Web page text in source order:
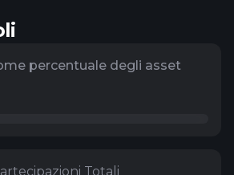
percentuale degli asset
Totali